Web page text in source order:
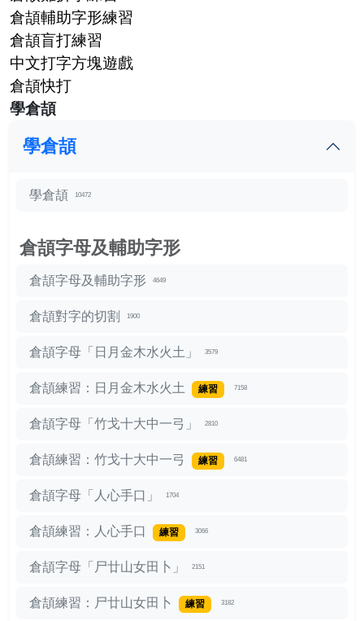
倉頡輔助字形練習
倉頡盲打練習
中文打字方塊遊戲
倉頡快打
學倉頡
學倉頡
學倉頡 10472
倉頡字母及輔助字形
倉頡字母及輔助字形 4649
倉頡對字的切割 1900
倉頡字母「日月金木水火土」 3579
倉頡練習：日月金木水火土 練習 7158
倉頡字母「竹戈十大中一弓」 2810
倉頡練習：竹戈十大中一弓 練習 6481
倉頡字母「人心手口」 1704
倉頡練習：人心手口 練習 3066
倉頡字母「尸廿山女田卜」 2151
倉頡練習：尸廿山女田卜 練習 3182